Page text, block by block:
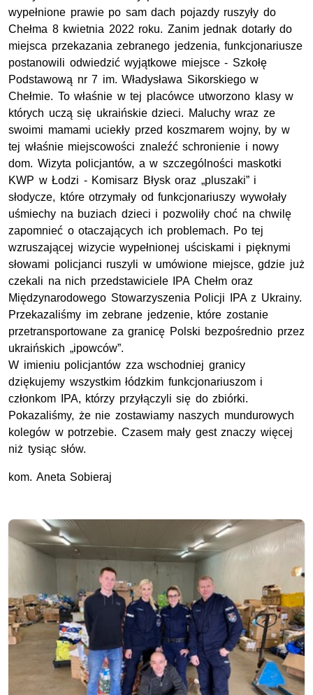
wypełnione prawie po sam dach pojazdy ruszyły do
Chełma 8 kwietnia 2022 roku. Zanim jednak dotarły do
miejsca przekazania zebranego jedzenia, funkcjonariusze
postanowili odwiedzić wyjątkowe miejsce - Szkołę
Podstawową nr 7 im. Władysława Sikorskiego w
Chełmie. To właśnie w tej placówce utworzono klasy w
których uczą się ukraińskie dzieci. Maluchy wraz ze
swoimi mamami uciekły przed koszmarem wojny, by w
tej właśnie miejscowości znaleźć schronienie i nowy
dom. Wizyta policjantów, a w szczególności maskotki
KWP w Łodzi - Komisarz Błysk oraz „pluszaki” i
słodycze, które otrzymały od funkcjonariuszy wywołały
uśmiechy na buziach dzieci i pozwoliły choć na chwilę
zapomnieć o otaczających ich problemach. Po tej
wzruszającej wizycie wypełnionej uściskami i pięknymi
słowami policjanci ruszyli w umówione miejsce, gdzie już
czekali na nich przedstawicieleIPA Chełm oraz
Międzynarodowego Stowarzyszenia Policji
IPAz Ukrainy.
Przekazaliśmy im zebrane jedzenie, które zostanie
przetransportowane za granicę Polski bezpośrednio przez
ukraińskich „ipowców”.
W imieniu policjantów zza wschodniej granicy
dziękujemy wszystkim łódzkim funkcjonariuszom i
członkom
IPA, którzy przyłączyli się do zbiórki.
Pokazaliśmy, że nie zostawiamy naszych mundurowych
kolegów w potrzebie. Czasem mały gest znaczy więcej
niż tysiąc słów.
kom. Aneta Sobieraj